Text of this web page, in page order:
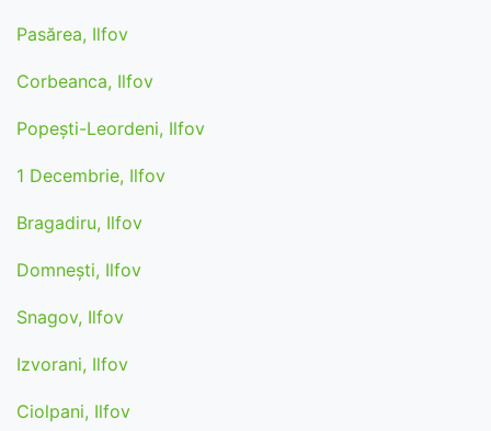
Pasărea, Ilfov
Corbeanca, Ilfov
Popeşti-Leordeni, Ilfov
1 Decembrie, Ilfov
Bragadiru, Ilfov
Domnești, Ilfov
Snagov, Ilfov
Izvorani, Ilfov
Ciolpani, Ilfov